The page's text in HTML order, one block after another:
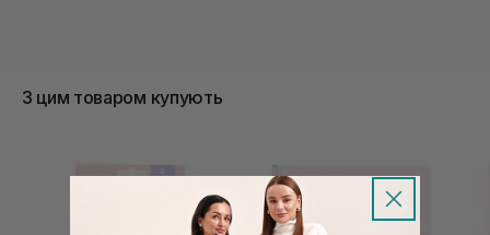
З цим товаром купують